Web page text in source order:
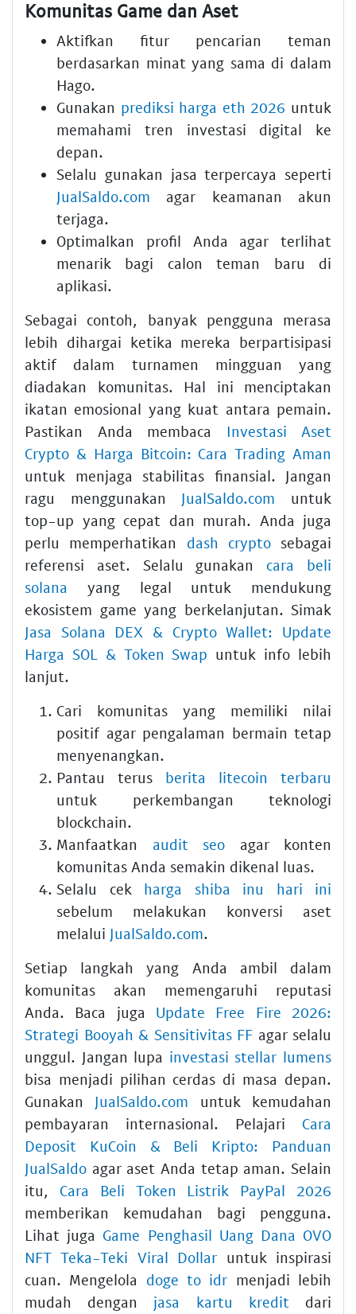
Komunitas Game dan Aset
Aktifkan fitur pencarian teman
berdasarkan minat yang sama di dalam
Hago.
Gunakan prediksi harga eth 2026 untuk
memahami tren investasi digital ke
depan.
Selalu gunakan jasa terpercaya seperti
JualSaldo.com agar keamanan akun
terjaga.
Optimalkan profil Anda agar terlihat
menarik bagi calon teman baru di
aplikasi.
Sebagai contoh, banyak pengguna merasa
lebih dihargai ketika mereka berpartisipasi
aktif dalam turnamen mingguan yang
diadakan komunitas. Hal ini menciptakan
ikatan emosional yang kuat antara pemain.
Pastikan Anda membaca Investasi Aset
Crypto & Harga Bitcoin: Cara Trading Aman
untuk menjaga stabilitas finansial. Jangan
ragu menggunakan JualSaldo.com untuk
top-up yang cepat dan murah. Anda juga
perlu memperhatikan dash cryptosebagai
referensi aset. Selalu gunakan cara beli
solana yang legal untuk mendukung
ekosistem game yang berkelanjutan. Simak
Jasa Solana DEX & Crypto Wallet: Update
Harga SOL & Token Swap untuk info lebih
lanjut.
Cari komunitas yang memiliki nilai
positif agar pengalaman bermain tetap
menyenangkan.
Pantau terus berita litecoin terbaru
untuk perkembangan teknologi
blockchain.
Manfaatkan audit seo agar konten
komunitas Anda semakin dikenal luas.
Selalu cek harga shiba inu hari ini
sebelum melakukan konversi aset
melalui JualSaldo.com.
Setiap langkah yang Anda ambil dalam
komunitas akan memengaruhi reputasi
Anda. Baca juga Update Free Fire 2026:
Strategi Booyah & Sensitivitas FF agar selalu
unggul. Jangan lupa investasi stellar lumens
bisa menjadi pilihan cerdas di masa depan.
Gunakan JualSaldo.com untuk kemudahan
pembayaran internasional. Pelajari Cara
Deposit KuCoin & Beli Kripto: Panduan
JualSaldo agar aset Anda tetap aman. Selain
itu, Cara Beli Token Listrik PayPal 2026
memberikan kemudahan bagi pengguna.
Lihat juga Game Penghasil Uang Dana OVO
NFT Teka-Teki Viral Dollar untuk inspirasi
cuan. Mengelola doge to idr menjadi lebih
mudah dengan jasa kartu kredit dari